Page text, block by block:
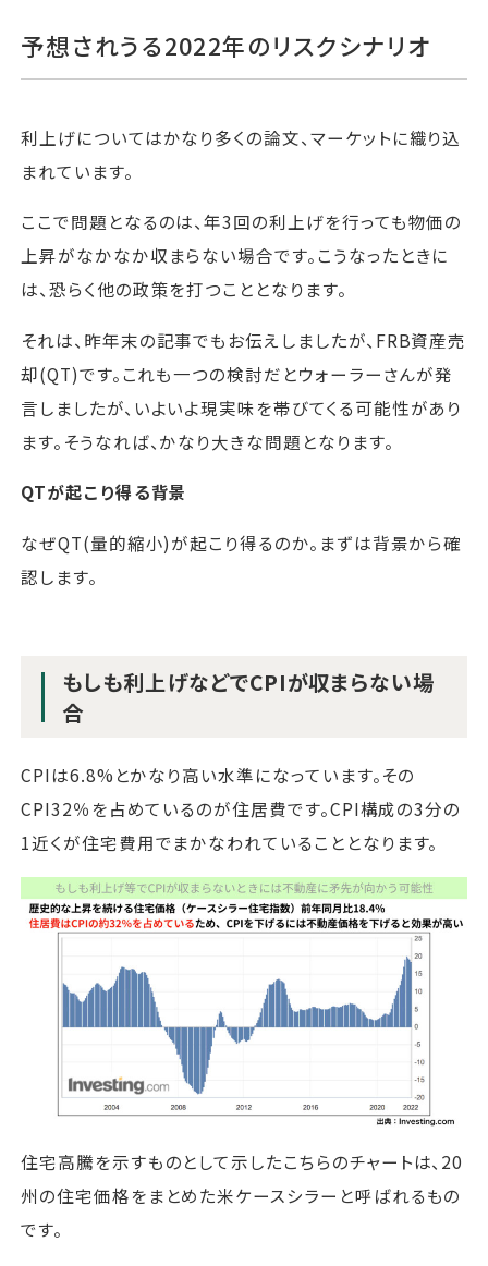
予想されうる2022年のリスクシナリオ
利上げについてはかなり多くの論文、マーケットに織り込
まれています。
ここで問題となるのは、年3回の利上げを行っても物価の
上昇がなかなか収まらない場合です。こうなったときに
は、恐らく他の政策を打つこととなります。
それは、昨年末の記事でもお伝えしましたが、FRB資産売
却(QT)です。これも一つの検討だとウォーラーさんが発
言しましたが、いよいよ現実味を帯びてくる可能性があり
ます。そうなれば、かなり大きな問題となります。
QTが起こり得る背景
なぜQT(量的縮小)が起こり得るのか。まずは背景から確
認します。
もしも利上げなどでCPIが収まらない場
合
CPIは6.8%とかなり高い水準になっています。その
CPI32％を占めているのが住居費です。CPI構成の3分の
1近くが住宅費用でまかなわれていることとなります。
住宅高騰を示すものとして示したこちらのチャートは、20
州の住宅価格をまとめた米ケースシラーと呼ばれるもの
です。